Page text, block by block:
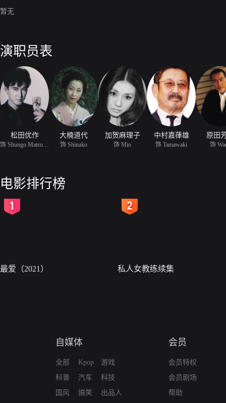
暂无
演职员表
松田优作 大楠道代
饰 Shinako
加贺麻理子
饰 Mio
中村嘉葎雄
饰 Tamawaki
原田
饰
电影排行榜
最爱（2021） 私人女教练续集
自媒体
全部
科普
国风
Kpop
汽车
搞笑
游戏
科技
出品人
会员
会员特权
会员剧场
帮助